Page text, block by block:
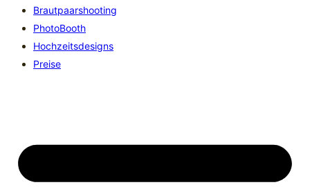
Brautpaarshooting
PhotoBooth
Hochzeitsdesigns
Preise